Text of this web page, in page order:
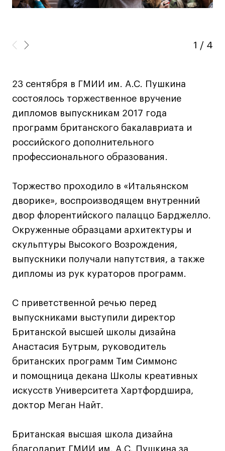
Маркетинг и генерация лидов
Очно + онлайн
Все программы
Техникум
Специалист кино- и медиапродакшена
Цифровой маркетолог
Технолог-конструктор одежды
Коммерческий фотограф
Все программы
Среднесрочные
Долгосрочные
Все программы
О школе
Новости
События
Преподаватели
1 / 4
23 сентября в ГМИИ им. А.С. Пушкина
состоялось торжественное вручение
дипломов выпускникам 2017 года
программ британского бакалавриата и
российского дополнительного
профессионального образования.
Торжество проходило в «Итальянском
дворике», воспроизводящем внутренний
двор флорентийского палаццо Барджелло.
Окруженные образцами архитектуры и
скульптуры Высокого Возрождения,
выпускники получали напутствия, а также
дипломы из рук кураторов программ.
С приветственной речью перед
выпускниками выступили директор
Британской высшей школы дизайна
Анастасия Бутрым, руководитель
британских программ Тим Симмонс
и помощница декана Школы креативных
искусств Университета Хартфордшира,
доктор Меган Найт.
Британская высшая школа дизайна
благодарит ГМИИ им. А.С. Пушкина за